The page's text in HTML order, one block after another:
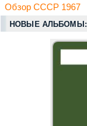
Обзор СССР 1967
НОВЫЕ АЛЬБОМЫ: